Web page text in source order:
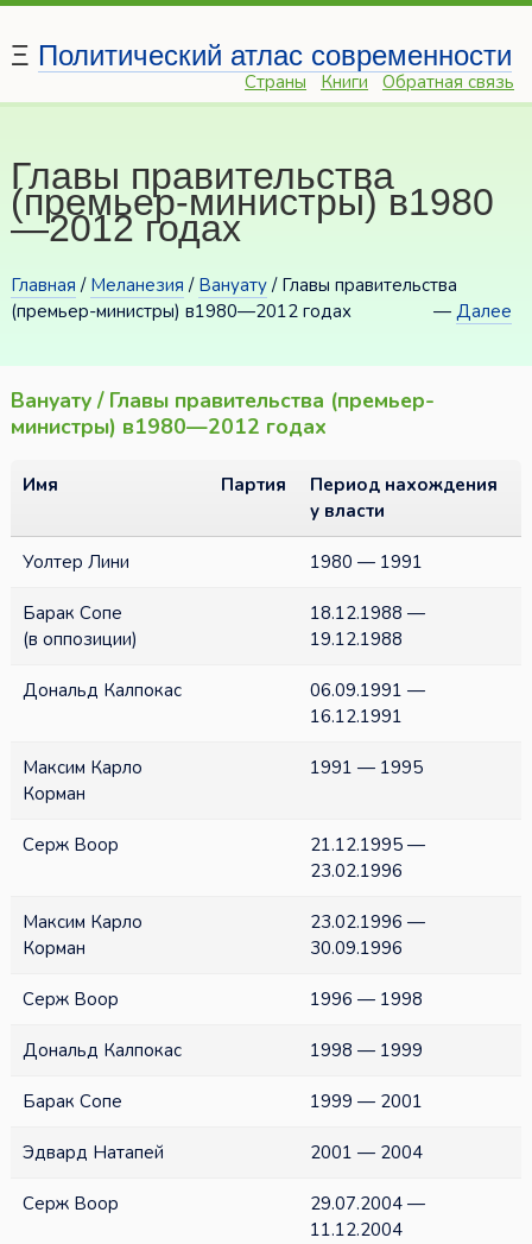
Ξ Политический атлас современности
Страны Книги Обратная связь
Главы правительства
(премьер-министры) в1980
—2012 годах
Главная / Меланезия / Вануату/ Главы правительства
(премьер-министры) в1980—2012 годах
—Далее
Вануату / Главы правительства (премьер-
министры) в1980—2012 годах
Имя Партия
Период нахождения
у власти
Уолтер Лини 1980 — 1991
Барак Сопе
(в оппозиции)
18.12.1988 —
19.12.1988
Дональд Калпокас
06.09.1991 —
16.12.1991
Максим Карло
Корман
1991 — 1995
Серж Воор
21.12.1995 —
23.02.1996
Максим Карло
Корман
23.02.1996 —
30.09.1996
Серж Воор 1996 — 1998
Дональд Калпокас 1998 — 1999
Барак Сопе 1999 — 2001
Эдвард Натапей 2001 — 2004
Серж Воор
29.07.2004 —
11.12.2004